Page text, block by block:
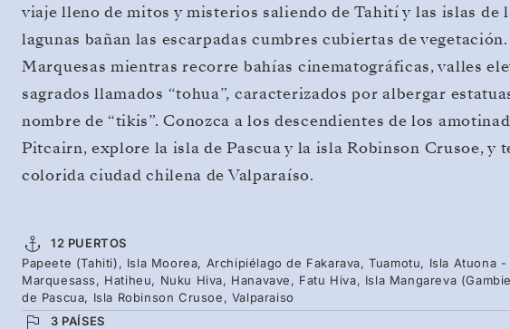
viaje lleno de mitos y misterios saliendo de Tahití y las islas de
lagunas bañan las escarpadas cumbres cubiertas de
Marquesas mientras recorre bahías cinematográficas, valles
sagrados llamados “tohua”, caracterizados por albergar
nombre de “tikis”. Conozca a los descendientes de los
Pitcairn, explore la isla de Pascua y la isla Robinson Crusoe, y
colorida ciudad chilena de Valparaíso.
12 PUERTOS
Papeete (Tahiti), Isla Moorea, Archipiélago de Fakarava, Tuamotu, Isla Atuona
Marquesass, Hatiheu, Nuku Hiva, Hanavave, Fatu Hiva, Isla Mangareva
de Pascua, Isla Robinson Crusoe, Valparaiso
3 PAÍSES